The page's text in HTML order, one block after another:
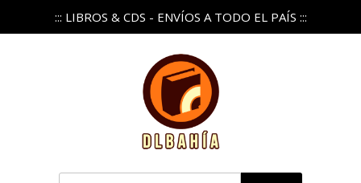
::: LIBROS & CDS - ENVÍOS A TODO EL PAÍS :::